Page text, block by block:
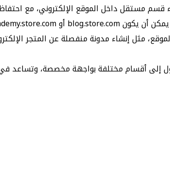
مثل إنشاء مدونة منفصلة عن المتجر